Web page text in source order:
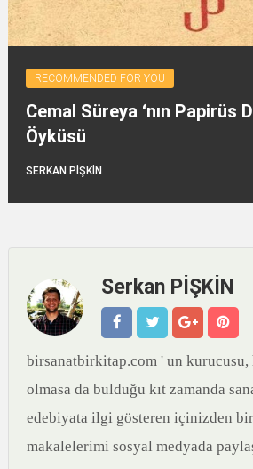
RECOMMENDED FOR YOU
Cemal Süreya ‘nın Papirüs
Öyküsü
SERKAN PİŞKİN
Serkan PİŞKİN
birsanatbirkitap.com ' un
olmasa da bulduğu kıt zamanda
edebiyata ilgi gösteren içinizden
makalelerimi sosyal medyada